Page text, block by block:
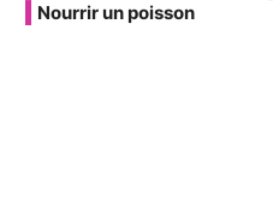
Nourrir un poisson